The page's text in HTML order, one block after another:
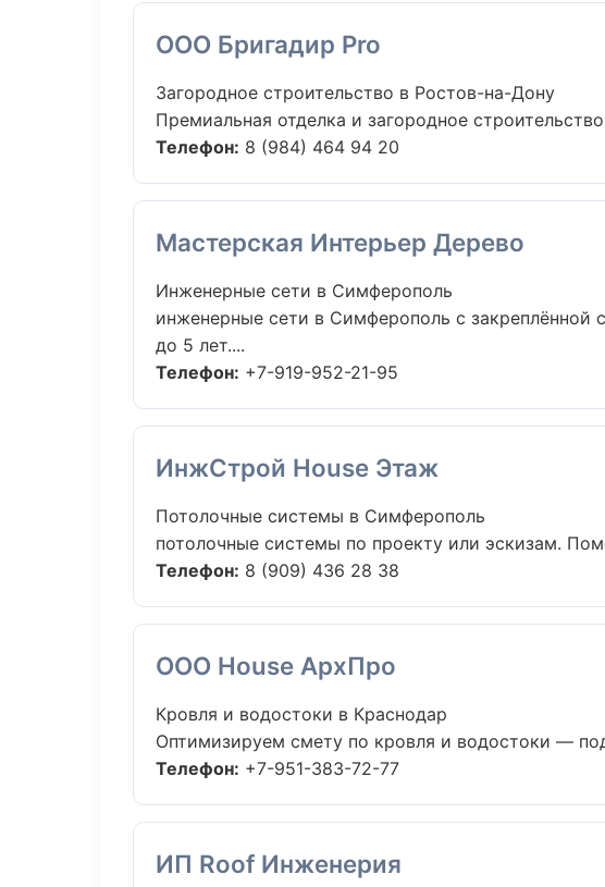
ООО Бригадир Pro
Загородное строительство в Ростов-на-Дону
Премиальная отделка и загородное
Телефон: 8 (984) 464 94 20
Мастерская Интерьер Дерево
Инженерные сети в Симферополь
инженерные сети в Симферополь с закреплённой
до 5 лет....
Телефон: +7-919-952-21-95
ИнжСтрой House Этаж
Потолочные системы в Симферополь
потолочные системы по проекту или эскизам.
Телефон: 8 (909) 436 28 38
ООО House АрхПро
Кровля и водостоки в Краснодар
Оптимизируем смету по кровля и водостоки —
Телефон: +7-951-383-72-77
ИП Roof Инженерия